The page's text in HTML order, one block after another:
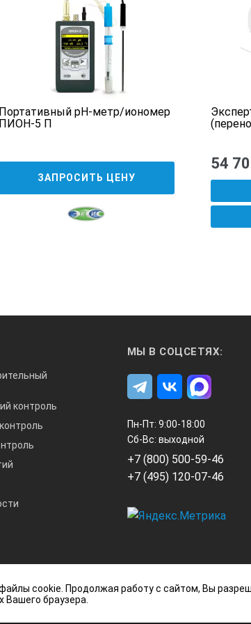
Портативный pH-метр/иономер
ПИОН-5 П
ЗАПРОСИТЬ ЦЕНУ
54
контроль
МЫ В СОЦСЕТЯХ:
Пн-Пт: 9:00-18:00
Сб-Вс: выходной
+7 (800) 500-59-46
+7 (495) 120-07-46
cookie. Продолжая работу с сайтом, Вы
браузера.